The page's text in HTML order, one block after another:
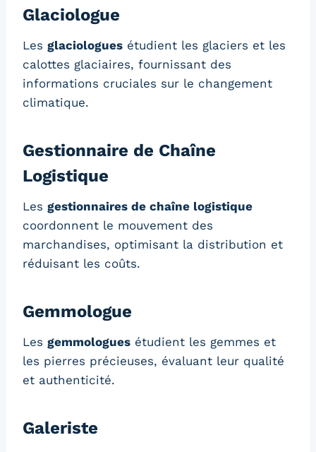
Glaciologue
Les glaciologues étudient les glaciers et les
calottes glaciaires, fournissant des
informations cruciales sur le changement
climatique.
Gestionnaire de Chaîne
Logistique
Les gestionnaires de chaîne logistique
coordonnent le mouvement des
marchandises, optimisant la distribution et
réduisant les coûts.
Gemmologue
Les gemmologues étudient les gemmes et
les pierres précieuses, évaluant leur qualité
et authenticité.
Galeriste